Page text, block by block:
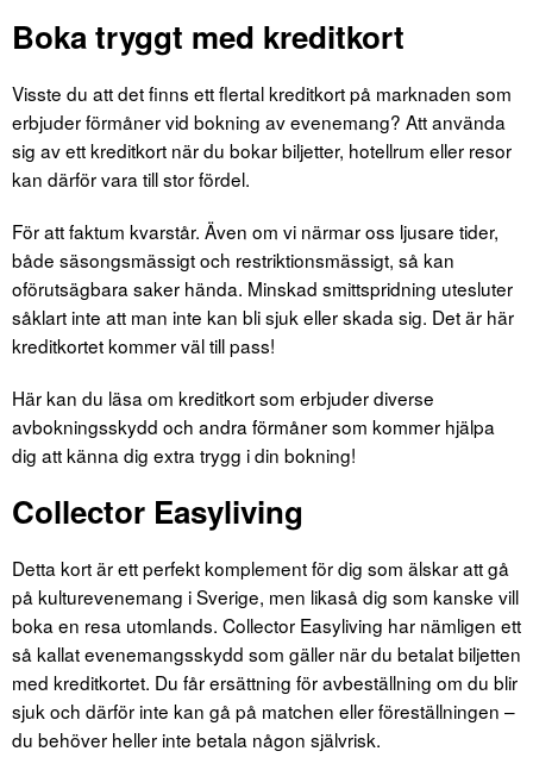
Boka tryggt med kreditkort
Visste du att det finns ett flertal kreditkort på marknaden som
erbjuder förmåner vid bokning av evenemang? Att använda
sig av ett kreditkort när du bokar biljetter, hotellrum eller resor
kan därför vara till stor fördel.
För att faktum kvarstår. Även om vi närmar oss ljusare tider,
både säsongsmässigt och restriktionsmässigt, så kan
oförutsägbara saker hända. Minskad smittspridning utesluter
såklart inte att man inte kan bli sjuk eller skada sig. Det är här
kreditkortet kommer väl till pass!
Här kan du läsa om kreditkort som erbjuder diverse
avbokningsskydd och andra förmåner som kommer hjälpa
dig att känna dig extra trygg i din bokning!
Collector Easyliving
Detta kort är ett perfekt komplement för dig som älskar att gå
på kulturevenemang i Sverige, men likaså dig som kanske vill
boka en resa utomlands. Collector Easyliving har nämligen ett
så kallat evenemangsskydd som gäller när du betalat biljetten
med kreditkortet. Du får ersättning för avbeställning om du blir
sjuk och därför inte kan gå på matchen eller föreställningen –
du behöver heller inte betala någon självrisk.